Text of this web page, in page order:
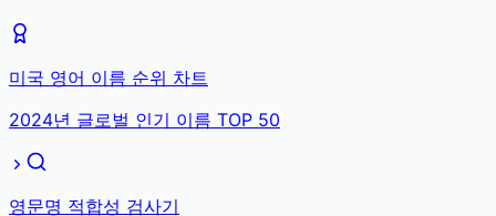
미국 영어 이름 순위 차트
2024년 글로벌 인기 이름 TOP 50
영문명 적합성 검사기